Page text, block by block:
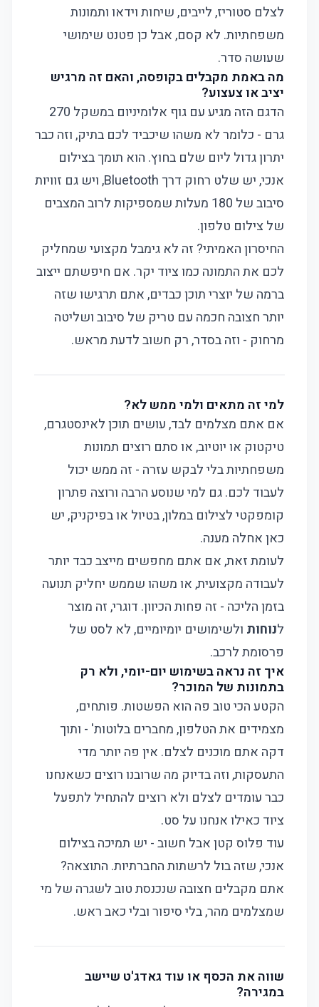
לצלם סטוריז, לייבים, שיחות וידאו ותמונות
משפחתיות. לא קסם, אבל כן פטנט שימושי
שעושה סדר.
מה באמת מקבלים בקופסה, והאם זה מרגיש
יציב או צעצוע?
הדגם הזה מגיע עם גוף אלומיניום במשקל 270
גרם - כלומר לא משהו שיכביד לכם בתיק, וזה כבר
יתרון גדול ליום שלם בחוץ. הוא תומך בצילום
אנכי, יש שלט רחוק דרך Bluetooth, ויש גם זוויות
סיבוב של 180 מעלות שמספיקות לרוב המצבים
של צילום טלפון.
החיסרון האמיתי? זה לא גימבל מקצועי שמחליק
לכם את התמונה כמו ציוד יקר. אם חיפשתם ייצוב
ברמה של יוצרי תוכן כבדים, אתם תרגישו שזה
יותר חצובה חכמה עם טריק של סיבוב ושליטה
מרחוק - וזה בסדר, רק חשוב לדעת מראש.
למי זה מתאים ולמי ממש לא?
אם אתם מצלמים לבד, עושים תוכן לאינסטגרם,
טיקטוק או יוטיוב, או סתם רוצים תמונות
משפחתיות בלי לבקש עזרה - זה ממש יכול
לעבוד לכם. גם למי שנוסע הרבה ורוצה פתרון
קומפקטי לצילום במלון, בטיול או בפיקניק, יש
כאן אחלה מענה.
לעומת זאת, אם אתם מחפשים מייצב כבד יותר
לעבודה מקצועית, או משהו שממש יחליק תנועה
בזמן הליכה - זה פחות הכיוון. דוגרי, זה מוצר
לנוחות ולשימושים יומיומיים, לא לסט של
פרסומת לרכב.
איך זה נראה בשימוש יום-יומי, ולא רק
בתמונות של המוכר?
הקטע הכי טוב פה הוא הפשטות. פותחים,
מצמידים את הטלפון, מחברים בלוטות' - ותוך
דקה אתם מוכנים לצלם. אין פה יותר מדי
התעסקות, וזה בדיוק מה שרובנו רוצים כשאנחנו
כבר עומדים לצלם ולא רוצים להתחיל לתפעל
ציוד כאילו אנחנו על סט.
עוד פלוס קטן אבל חשוב - יש תמיכה בצילום
אנכי, שזה בול לרשתות החברתיות. התוצאה?
אתם מקבלים חצובה שנכנסת טוב לשגרה של מי
שמצלמים מהר, בלי סיפור ובלי כאב ראש.
שווה את הכסף או עוד גאדג'ט שיישב
במגירה?